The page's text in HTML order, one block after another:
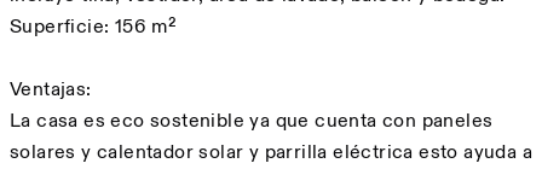
Superficie: 156 m²
Ventajas:
La casa es eco sostenible ya que cuenta con paneles
solares y calentador solar y parrilla eléctrica esto ayuda a